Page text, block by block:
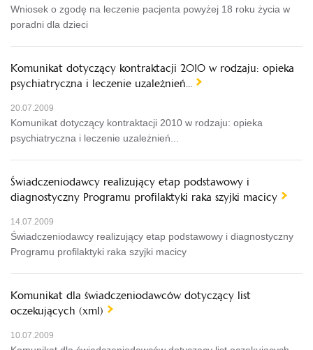
Wniosek o zgodę na leczenie pacjenta powyżej 18 roku życia w
poradni dla dzieci
Komunikat dotyczący kontraktacji 2010 w rodzaju: opieka
psychiatryczna i leczenie uzależnień…
20.07.2009
Komunikat dotyczący kontraktacji 2010 w rodzaju: opieka
psychiatryczna i leczenie uzależnień...
Świadczeniodawcy realizujący etap podstawowy i
diagnostyczny Programu profilaktyki raka szyjki macicy
14.07.2009
Świadczeniodawcy realizujący etap podstawowy i diagnostyczny
Programu profilaktyki raka szyjki macicy
Komunikat dla świadczeniodawców dotyczący list
oczekujących (xml)
10.07.2009